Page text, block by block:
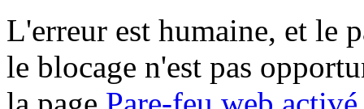
L'erreur est humaine, et le
le blocage n'est pas